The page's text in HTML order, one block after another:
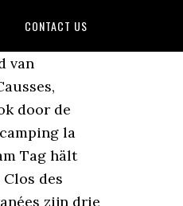
CONTACT US
du Tarn. Sainte-Enimie ist eine Ortschaft und eine Commune déléguée in der französischen Gemeinde Gorges du Tarn Causses mit 527 Einwohnern im Département Lozère in der Region Okzitanien. Eisenbahntechnisch ist Lozère eher schlecht erschlossen. Camping kaufen in der französische Region Lozère. Camping Les Légendes du Gévaudan. Le Clos des Peuplier